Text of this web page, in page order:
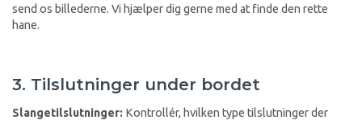
send os billederne. Vi hjælper dig gerne med at finde den rette
hane.
3. Tilslutninger under bordet
Slangetilslutninger: Kontrollér, hvilken type tilslutninger der